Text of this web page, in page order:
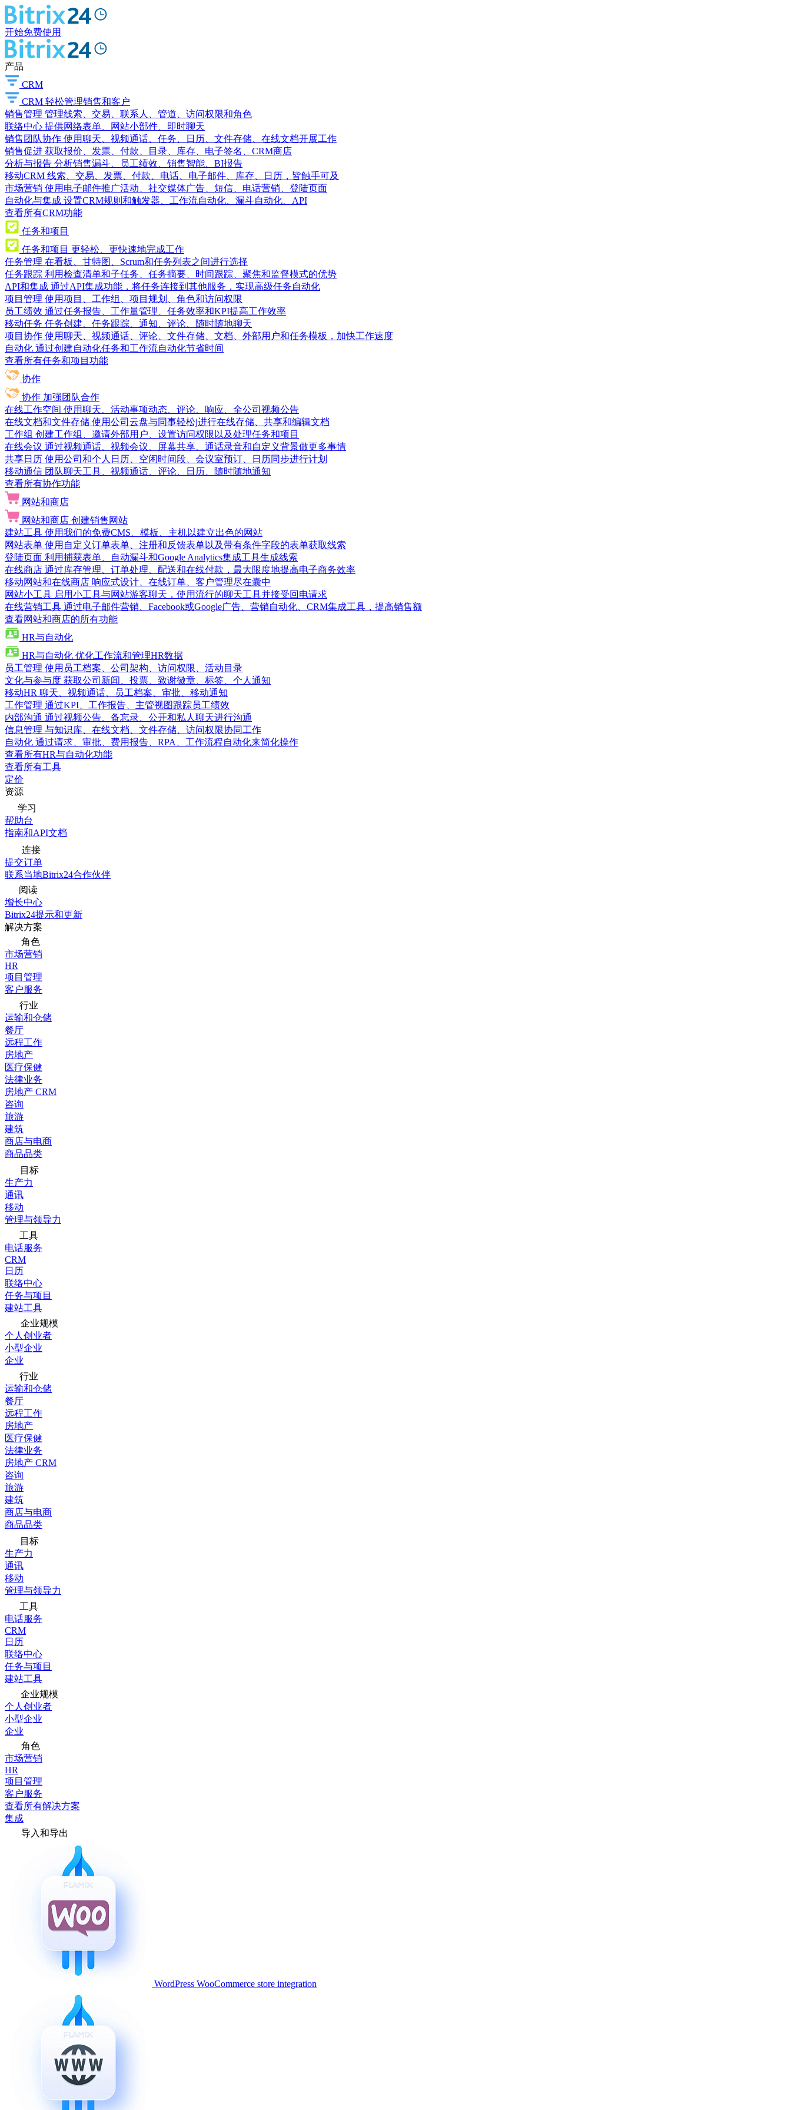
开始免费使用
产品
CRM
CRM 轻松管理销售和客户
销售管理 管理线索、交易、联系人、管道、访问权限和角色
联络中心 提供网络表单、网站小部件、即时聊天
销售团队协作 使用聊天、视频通话、任务、日历、文件存储、在线文档开展工作
销售促进 获取报价、发票、付款、目录、库存、电子签名、CRM商店
分析与报告 分析销售漏斗、员工绩效、销售智能、BI报告
移动CRM 线索、交易、发票、付款、电话、电子邮件、库存、日历，皆触手可及
市场营销 使用电子邮件推广活动、社交媒体广告、短信、电话营销、登陆页面
自动化与集成 设置CRM规则和触发器、工作流自动化、漏斗自动化、API
查看所有CRM功能
任务和项目
任务和项目 更轻松、更快速地完成工作
任务管理 在看板、甘特图、Scrum和任务列表之间进行选择
任务跟踪 利用检查清单和子任务、任务摘要、时间跟踪、聚焦和监督模式的优势
API和集成 通过API集成功能，将任务连接到其他服务，实现高级任务自动化
项目管理 使用项目、工作组、项目规划、角色和访问权限
员工绩效 通过任务报告、工作量管理、任务效率和KPI提高工作效率
移动任务 任务创建、任务跟踪、通知、评论、随时随地聊天
项目协作 使用聊天、视频通话、评论、文件存储、文档、外部用户和任务模板，加快工作速度
自动化 通过创建自动化任务和工作流自动化节省时间
查看所有任务和项目功能
协作
协作 加强团队合作
在线工作空间 使用聊天、活动事项动态、评论、响应、全公司视频公告
在线文档和文件存储 使用公司云盘与同事轻松j进行在线存储、共享和编辑文档
工作组 创建工作组、邀请外部用户、设置访问权限以及处理任务和项目
在线会议 通过视频通话、视频会议、屏幕共享、通话录音和自定义背景做更多事情
共享日历 使用公司和个人日历、空闲时间段、会议室预订、日历同步进行计划
移动通信 团队聊天工具、视频通话、评论、日历、随时随地通知
查看所有协作功能
网站和商店
网站和商店 创建销售网站
建站工具 使用我们的免费CMS、模板、主机以建立出色的网站
网站表单 使用自定义订单表单、注册和反馈表单以及带有条件字段的表单获取线索
登陆页面 利用捕获表单、自动漏斗和Google Analytics集成工具生成线索
在线商店 通过库存管理、订单处理、配送和在线付款，最大限度地提高电子商务效率
移动网站和在线商店 响应式设计、在线订单、客户管理尽在囊中
网站小工具 启用小工具与网站游客聊天，使用流行的聊天工具并接受回电请求
在线营销工具 通过电子邮件营销、Facebook或Google广告、营销自动化、CRM集成工具，提高销售额
查看网站和商店的所有功能
HR与自动化
HR与自动化 优化工作流和管理HR数据
员工管理 使用员工档案、公司架构、访问权限、活动目录
文化与参与度 获取公司新闻、投票、致谢徽章、标签、个人通知
移动HR 聊天、视频通话、员工档案、审批、移动通知
工作管理 通过KPI、工作报告、主管视图跟踪员工绩效
内部沟通 通过视频公告、备忘录、公开和私人聊天进行沟通
信息管理 与知识库、在线文档、文件存储、访问权限协同工作
自动化 通过请求、审批、费用报告、RPA、工作流程自动化来简化操作
查看所有HR与自动化功能
查看所有工具
定价
资源
学习
帮助台
指南和API文档
连接
提交订单
联系当地Bitrix24合作伙伴
阅读
增长中心
Bitrix24提示和更新
解决方案
角色
市场营销
HR
项目管理
客户服务
行业
运输和仓储
餐厅
远程工作
房地产
医疗保健
法律业务
房地产 CRM
咨询
旅游
建筑
商店与电商
商品品类
目标
生产力
通讯
移动
管理与领导力
工具
电话服务
CRM
日历
联络中心
任务与项目
建站工具
企业规模
个人创业者
小型企业
企业
行业
运输和仓储
餐厅
远程工作
房地产
医疗保健
法律业务
房地产 CRM
咨询
旅游
建筑
商店与电商
商品品类
目标
生产力
通讯
移动
管理与领导力
工具
电话服务
CRM
日历
联络中心
任务与项目
建站工具
企业规模
个人创业者
小型企业
企业
角色
市场营销
HR
项目管理
客户服务
查看所有解决方案
集成
导入和导出
WordPress WooCommerce store integration